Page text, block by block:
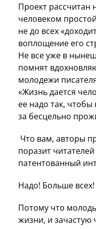
Проект
человеком
не до всех
воплощение его
Не все уже в
помнят
молодежи
«Жизнь дается
ее надо так,
за бесцельно
Что вам, авторы
поразит
патентованный
Надо! Больше всех!
Потому что
жизни, и зачастую